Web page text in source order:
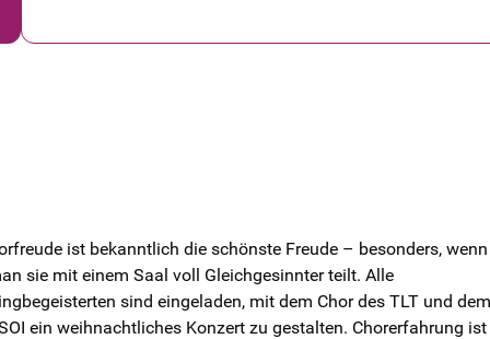
ist bekanntlich die schönste Freude – besonders, wenn
sie mit einem Saal voll Gleichgesinnter teilt. Alle
sind eingeladen, mit dem Chor des TLT und dem
ein weihnachtliches Konzert zu gestalten. Chorerfahrung ist